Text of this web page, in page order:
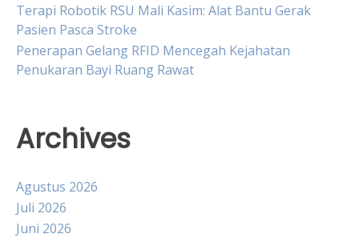
Terapi Robotik RSU Mali Kasim: Alat Bantu Gerak
Pasien Pasca Stroke
Penerapan Gelang RFID Mencegah Kejahatan
Penukaran Bayi Ruang Rawat
Archives
Agustus 2026
Juli 2026
Juni 2026